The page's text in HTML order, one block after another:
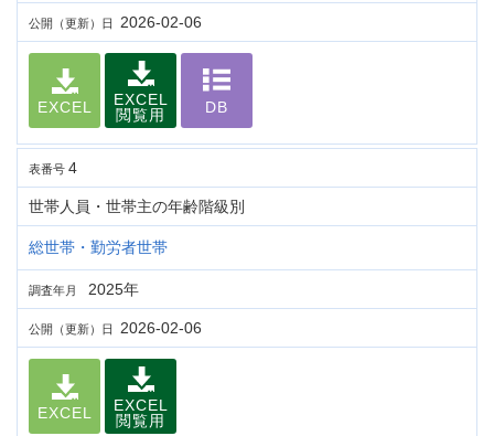
公開（更新）日 2026-02-06
EXCEL
EXCEL
閲覧用
DB
表番号 4
世帯人員・世帯主の年齢階級別
総世帯・勤労者世帯
調査年月 2025年
公開（更新）日 2026-02-06
EXCEL
EXCEL
閲覧用